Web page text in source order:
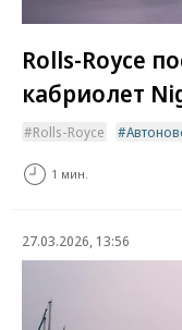
Rolls-Royce
кабриолет
Rolls-Royce
1 мин.
27.03.2026, 13:56